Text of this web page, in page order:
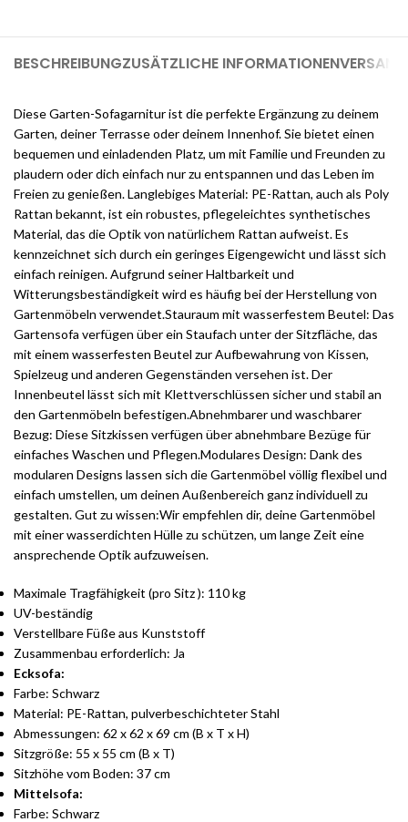
BESCHREIBUNGZUSÄTZLICHE INFORMATIONEN
Diese Garten-Sofagarnitur ist die perfekte Ergänzung zu deinem
Garten, deiner Terrasse oder deinem Innenhof. Sie bietet einen
bequemen und einladenden Platz, um mit Familie und Freunden zu
plaudern oder dich einfach nur zu entspannen und das Leben im
Freien zu genießen. Langlebiges Material: PE-Rattan, auch als Poly
Rattan bekannt, ist ein robustes, pflegeleichtes synthetisches
Material, das die Optik von natürlichem Rattan aufweist. Es
kennzeichnet sich durch ein geringes Eigengewicht und lässt sich
einfach reinigen. Aufgrund seiner Haltbarkeit und
Witterungsbeständigkeit wird es häufig bei der Herstellung von
Gartenmöbeln verwendet.Stauraum mit wasserfestem Beutel: Das
Gartensofa verfügen über ein Staufach unter der Sitzfläche, das
mit einem wasserfesten Beutel zur Aufbewahrung von Kissen,
Spielzeug und anderen Gegenständen versehen ist. Der
Innenbeutel lässt sich mit Klettverschlüssen sicher und stabil an
den Gartenmöbeln befestigen.Abnehmbarer und waschbarer
Bezug: Diese Sitzkissen verfügen über abnehmbare Bezüge für
einfaches Waschen und Pflegen.Modulares Design: Dank des
modularen Designs lassen sich die Gartenmöbel völlig flexibel und
einfach umstellen, um deinen Außenbereich ganz individuell zu
gestalten. Gut zu wissen:Wir empfehlen dir, deine Gartenmöbel
mit einer wasserdichten Hülle zu schützen, um lange Zeit eine
ansprechende Optik aufzuweisen.
Maximale Tragfähigkeit (pro Sitz ): 110 kg
UV-beständig
Verstellbare Füße aus Kunststoff
Zusammenbau erforderlich: Ja
Ecksofa:
Farbe: Schwarz
Material: PE-Rattan, pulverbeschichteter Stahl
Abmessungen: 62 x 62 x 69 cm (B x T x H)
Sitzgröße: 55 x 55 cm (B x T)
Sitzhöhe vom Boden: 37 cm
Mittelsofa:
Farbe: Schwarz